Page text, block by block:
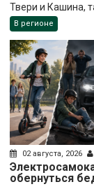
Твери и Кашина,
В регионе
02 августа, 2026
обернуться